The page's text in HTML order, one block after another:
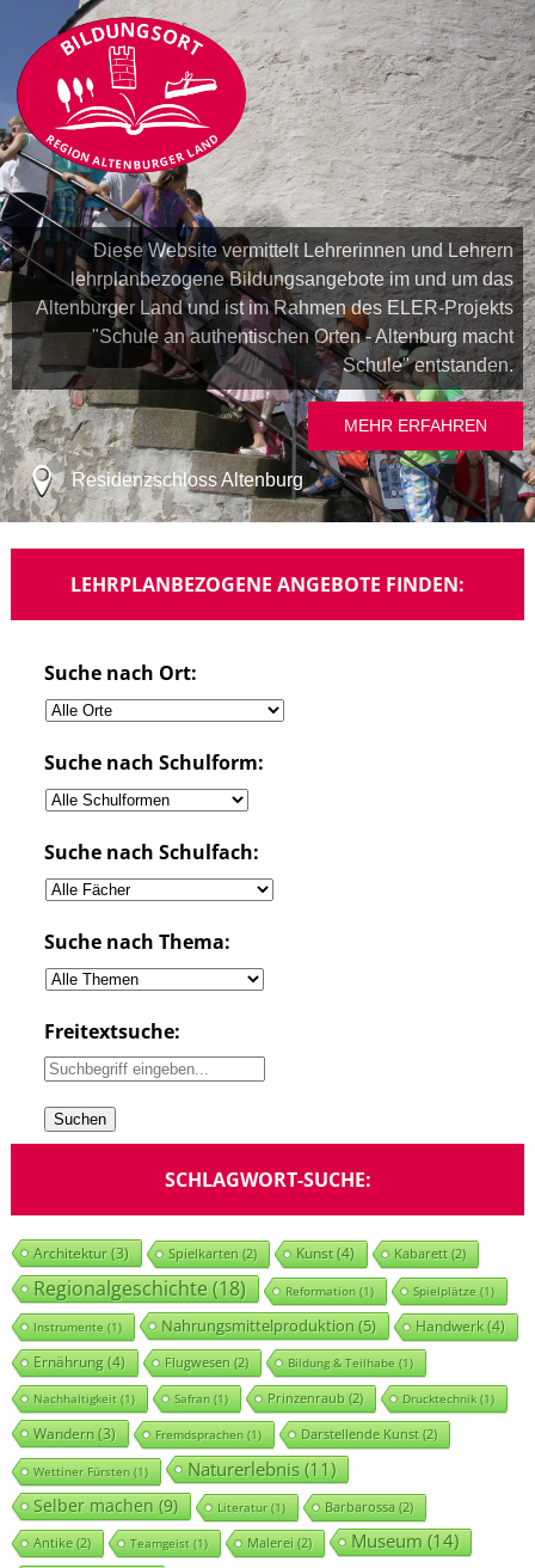
Diese Website vermittelt Lehrerinnen und Lehrern
lehrplanbezogene Bildungsangebote im und um das
Altenburger Land und ist im Rahmen des ELER-Projekts
"Schule an authentischen Orten - Altenburg macht
Schule" entstanden.
MEHR ERFAHREN
Residenzschloss Altenburg
LEHRPLANBEZOGENE ANGEBOTE FINDEN:
Suche nach Ort:
Suche nach Schulform:
Suche nach Schulfach:
Suche nach Thema:
Freitextsuche:
SCHLAGWORT-SUCHE:
Architektur(3) Spielkarten(2) Kunst(4) Kabarett(2)
Regionalgeschichte(18) Reformation(1) Spielplätze(1)
Instrumente(1) Nahrungsmittelproduktion(5) Handwerk(4)
Ernährung(4) Flugwesen(2) Bildung & Teilhabe(1)
Nachhaltigkeit(1) Safran(1) Prinzenraub(2) Drucktechnik(1)
Wandern(3) Fremdsprachen(1) Darstellende Kunst(2)
Wettiner Fürsten(1) Naturerlebnis(11)
Selber machen(9) Literatur(1) Barbarossa(2)
Antike(2) Teamgeist(1) Malerei(2) Museum(14)